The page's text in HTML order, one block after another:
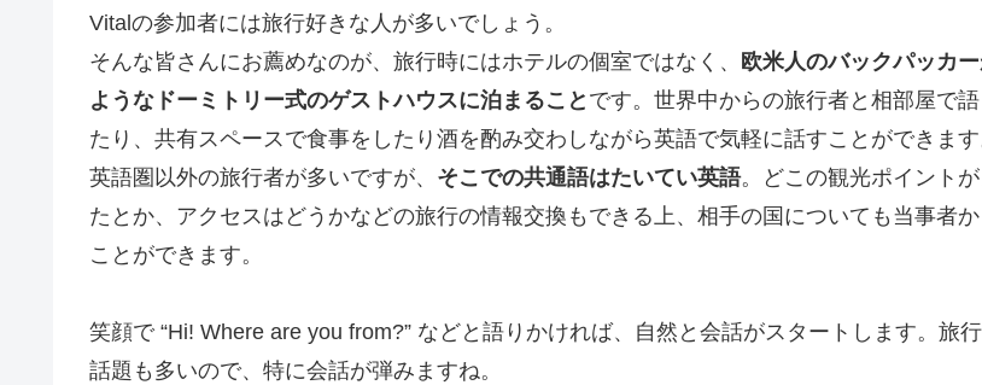
Vitalの参加者には旅行好きな人が多いでしょう。
そんな皆さんにお薦めなのが、旅行時にはホテルの個室ではなく、 欧米人のバックパッカー
ようなドーミトリー式のゲストハウスに泊まること です。世界中からの旅行者と相部屋で
たり、共有スペースで食事をしたり酒を酌み交わしながら英語で気軽に話すことができます
英語圏以外の旅行者が多いですが、 そこでの共通語はたいてい英語。どこの観光ポイント
たとか、アクセスはどうかなどの旅行の情報交換もできる上、相手の国についても当事者
ことができます。
笑顔で “Hi! Where are you from?” などと語りかければ、自然と会話がスタートします。旅
話題も多いので、特に会話が弾みますね。